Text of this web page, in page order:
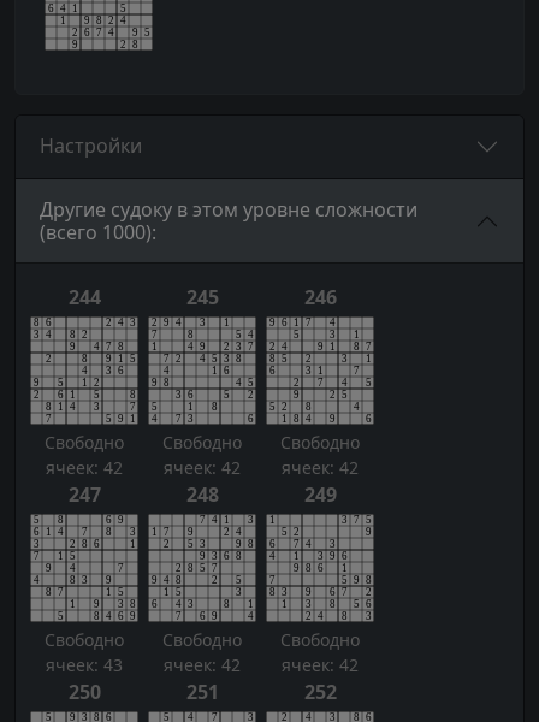
Настройки
Другие судоку в этом уровне сложности
(всего 1000):
244
Свободно
ячеек: 42
245
Свободно
ячеек: 42
246
Свободно
ячеек: 42
247
Свободно
ячеек: 43
248
Свободно
ячеек: 42
249
Свободно
ячеек: 42
250 251 252